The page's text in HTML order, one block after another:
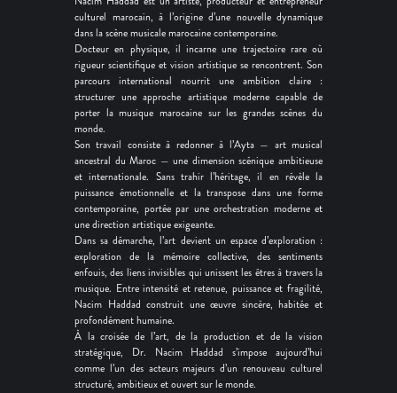
culturel marocain, à l’origine d’une nouvelle dynamique
dans la scène musicale marocaine contemporaine.
Docteur en physique, il incarne une trajectoire rare où
rigueur scientifique et vision artistique se rencontrent. Son
parcours international nourrit une ambition claire :
structurer une approche artistique moderne capable de
porter la musique marocaine sur les grandes scènes du
monde.
Son travail consiste à redonner à l’Ayta — art musical
ancestral du Maroc — une dimension scénique ambitieuse
et internationale. Sans trahir l’héritage, il en révèle la
puissance émotionnelle et la transpose dans une forme
contemporaine, portée par une orchestration moderne et
une direction artistique exigeante.
Dans sa démarche, l’art devient un espace d’exploration :
exploration de la mémoire collective, des sentiments
enfouis, des liens invisibles qui unissent les êtres à travers la
musique. Entre intensité et retenue, puissance et fragilité,
Nacim Haddad construit une œuvre sincère, habitée et
profondément humaine.
À la croisée de l’art, de la production et de la vision
stratégique, Dr. Nacim Haddad s’impose aujourd’hui
comme l’un des acteurs majeurs d’un renouveau culturel
structuré, ambitieux et ouvert sur le monde.